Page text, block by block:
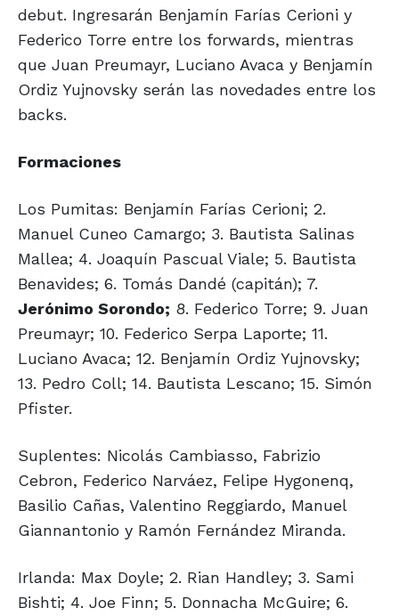
debut. Ingresarán Benjamín Farías Cerioni y
Federico Torre entre los forwards, mientras
que Juan Preumayr, Luciano Avaca y Benjamín
Ordiz Yujnovsky serán las novedades entre los
backs.
Formaciones
Los Pumitas: Benjamín Farías Cerioni; 2.
Manuel Cuneo Camargo; 3. Bautista Salinas
Mallea; 4. Joaquín Pascual Viale; 5. Bautista
Benavides; 6. Tomás Dandé (capitán); 7.
Jerónimo Sorondo; 8. Federico Torre; 9. Juan
Preumayr; 10. Federico Serpa Laporte; 11.
Luciano Avaca; 12. Benjamín Ordiz Yujnovsky;
13. Pedro Coll; 14. Bautista Lescano; 15. Simón
Pfister.
Suplentes: Nicolás Cambiasso, Fabrizio
Cebron, Federico Narváez, Felipe Hygonenq,
Basilio Cañas, Valentino Reggiardo, Manuel
Giannantonio y Ramón Fernández Miranda.
Irlanda: Max Doyle; 2. Rian Handley; 3. Sami
Bishti; 4. Joe Finn; 5. Donnacha McGuire; 6.